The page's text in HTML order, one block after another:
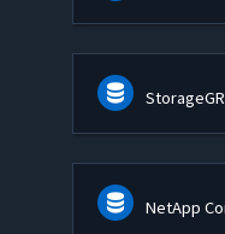
NetApp